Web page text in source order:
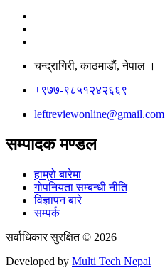
चन्द्रागिरी, काठमाडाैं, नेपाल ।
+९७७-९८५१२४२६६९
leftreviewonline@gmail.com
सम्पादक मण्डल
हाम्रो बारेमा
गोपनियता सम्बन्धी नीति
विज्ञापन बारे
सम्पर्क
सर्वाधिकार सुरक्षित © 2026
Developed by Multi Tech Nepal